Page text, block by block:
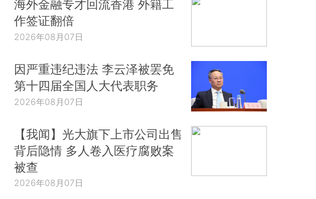
海外金融专才回流香港 外籍工
作签证翻倍
2026年08月07日
因严重违纪违法 李云泽被罢免
第十四届全国人大代表职务
2026年08月07日
【我闻】光大旗下上市公司出售
背后隐情 多人卷入医疗腐败案
被查
2026年08月07日